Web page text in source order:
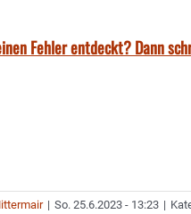
Fehler entdeckt? Dann
| So. 25.6.2023 - 13:23 |